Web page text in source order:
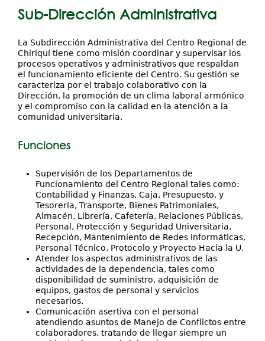
Investigación
Servicios
estáSub-Dirección Administrativa
La Subdirección Administrativa del Centro Regional de
Chiriquí tiene como misión coordinar y supervisar los
procesos operativos y administrativos que respaldan
el funcionamiento eficiente del Centro. Su gestión se
caracteriza por el trabajo colaborativo con la
Dirección, la promoción de un clima laboral armónico
y el compromiso con la calidad en la atención a la
comunidad universitaria.
Funciones
Supervisión de los Departamentos de
Funcionamiento del Centro Regional tales como:
Contabilidad y Finanzas, Caja, Presupuesto, y
Tesorería, Transporte, Bienes Patrimoniales,
Almacén, Librería, Cafetería, Relaciones Públicas,
Personal, Protección y Seguridad Universitaria,
Recepción, Mantenimiento de Redes Informáticas,
Personal Técnico, Protocolo y Proyecto Hacia la U.
Atender los aspectos administrativos de las
actividades de la dependencia, tales como
disponibilidad de suministro, adquisición de
equipos, gastos de personal y servicios
necesarios.
Comunicación asertiva con el personal
atendiendo asuntos de Manejo de Conflictos entre
colaboradores, tratando de llegar siempre un